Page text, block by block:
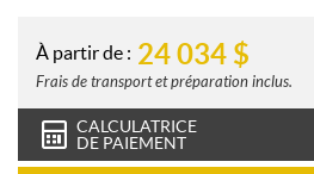
À partir de : 24 034 $
Frais de transport et préparation inclus.
CALCULATRICE
DE PAIEMENT